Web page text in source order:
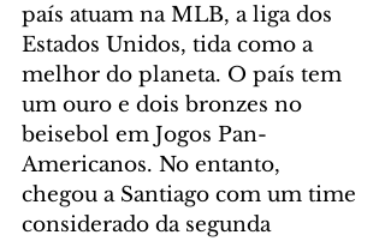
país atuam na MLB, a liga dos
Estados Unidos, tida como a
melhor do planeta. O país tem
um ouro e dois bronzes no
beisebol em Jogos Pan-
Americanos. No entanto,
chegou a Santiago com um time
considerado da segunda